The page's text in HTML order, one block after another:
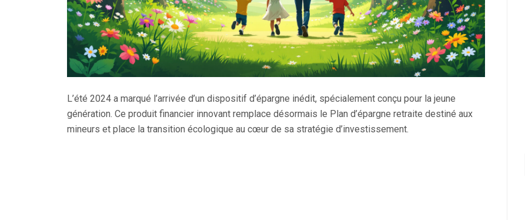
L’été 2024 a marqué l’arrivée d’un dispositif d’épargne inédit, spécialement conçu pour la jeune
génération. Ce produit financier innovant remplace désormais le Plan d’épargne retraite destiné aux
mineurs et place la transition écologique au cœur de sa stratégie d’investissement.